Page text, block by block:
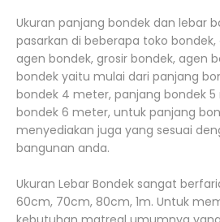
Ukuran panjang bondek dan lebar
pasarkan di beberapa toko
agen bondek, grosir bondek, agen
bondek yaitu mulai dari panjang
bondek 4 meter, panjang bondek
bondek 6 meter, untuk panjang
menyediakan juga yang sesuai
bangunan anda.
Ukuran Lebar Bondek sangat
60cm, 70cm, 80cm, 1m. Untuk